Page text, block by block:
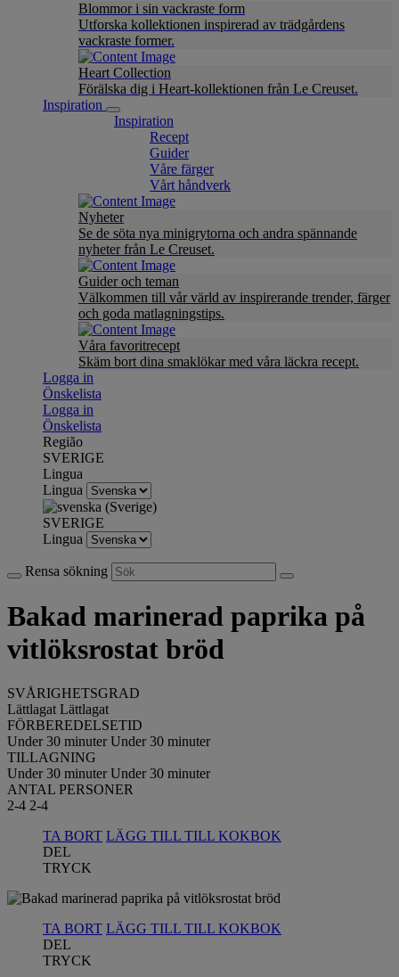
Blommor i sin vackraste form
Utforska kollektionen inspirerad av trädgårdens
vackraste former.
Heart Collection
Förälska dig i Heart-kollektionen från Le Creuset.
Inspiration
Inspiration
Recept
Guider
Våre färger
Vårt håndverk
Nyheter
Se de söta nya minigrytorna och andra spännande
nyheter från Le Creuset.
Guider och teman
Välkommen till vår värld av inspirerande trender, färger
och goda matlagningstips.
Våra favoritrecept
Skäm bort dina smaklökar med våra läckra recept.
Logga in
Önskelista
Logga in
Önskelista
Região
SVERIGE
Lingua
Lingua
SVERIGE
Lingua
Rensa sökning
Bakad marinerad paprika på
vitlöksrostat bröd
SVÅRIGHETSGRAD
Lättlagat Lättlagat
FÖRBEREDELSETID
Under 30 minuter Under 30 minuter
TILLAGNING
Under 30 minuter Under 30 minuter
ANTAL PERSONER
2-4 2-4
TA BORT LÄGG TILL TILL KOKBOK
DEL
TRYCK
TA BORT LÄGG TILL TILL KOKBOK
DEL
TRYCK